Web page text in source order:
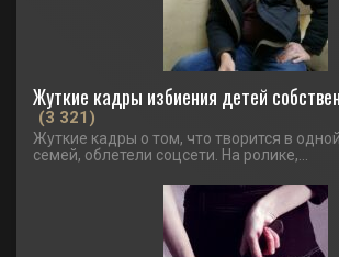
Жуткие кадры избиения детей
(3 321)
Жуткие кадры о том, что творится в
семей, облетели соцсети. На ролике,...